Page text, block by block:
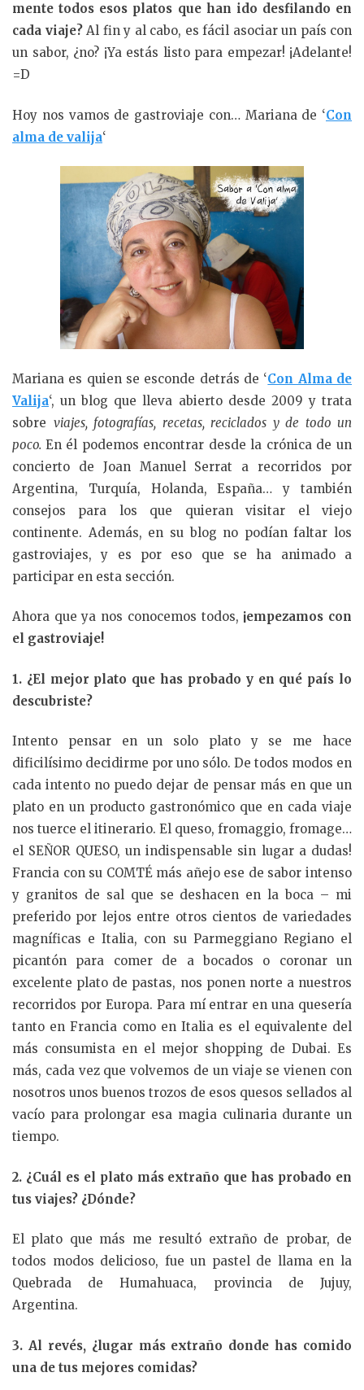
mente todos esos platos que han ido desfilando en
cada viaje?Al fin y al cabo, es fácil asociar un país con
un sabor, ¿no? ¡Ya estás listo para empezar! ¡Adelante!
=D
Hoy nos vamos de gastroviaje con… Mariana de ‘Con
alma de valija‘
Mariana es quien se esconde detrás de ‘Con Alma de
Valija‘, un blog que lleva abierto desde 2009 y trata
sobre viajes, fotografías, recetas, reciclados y de todo un
poco. En él podemos encontrar desde la crónica de un
concierto de Joan Manuel Serrat a recorridos por
Argentina, Turquía, Holanda, España… y también
consejos para los que quieran visitar el viejo
continente. Además, en su blog no podían faltar los
gastroviajes, y es por eso que se ha animado a
participar en esta sección.
Ahora que ya nos conocemos todos, ¡empezamos con
el gastroviaje!
1. ¿El mejor plato que has probado y en qué país lo
descubriste?
Intento pensar en un solo plato y se me hace
dificilísimo decidirme por uno sólo. De todos modos en
cada intento no puedo dejar de pensar más en que un
plato en un producto gastronómico que en cada viaje
nos tuerce el itinerario. El queso, fromaggio, fromage…
el SEÑOR QUESO, un indispensable sin lugar a dudas!
Francia con su COMTÉ más añejo ese de sabor intenso
y granitos de sal que se deshacen en la boca – mi
preferido por lejos entre otros cientos de variedades
magníficas e Italia, con su Parmeggiano Regiano el
picantón para comer de a bocados o coronar un
excelente plato de pastas, nos ponen norte a nuestros
recorridos por Europa. Para mí entrar en una quesería
tanto en Francia como en Italia es el equivalente del
más consumista en el mejor shopping de Dubai. Es
más, cada vez que volvemos de un viaje se vienen con
nosotros unos buenos trozos de esos quesos sellados al
vacío para prolongar esa magia culinaria durante un
tiempo.
2. ¿Cuál es el plato más extraño que has probado en
tus viajes? ¿Dónde?
El plato que más me resultó extraño de probar, de
todos modos delicioso, fue un pastel de llama en la
Quebrada de Humahuaca, provincia de Jujuy,
Argentina.
3. Al revés, ¿lugar más extraño donde has comido
una de tus mejores comidas?